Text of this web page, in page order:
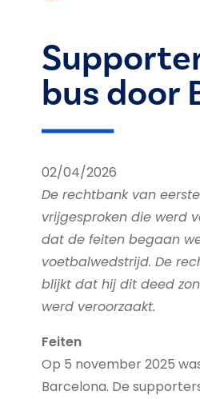
bus door
02/04/2026
De rechtbank van
vrijgesproken die werd
dat de feiten begaan
voetbalwedstrijd. De
blijkt dat hij dit deed
werd veroorzaakt.
Feiten
Op 5 november 2025
Barcelona. De